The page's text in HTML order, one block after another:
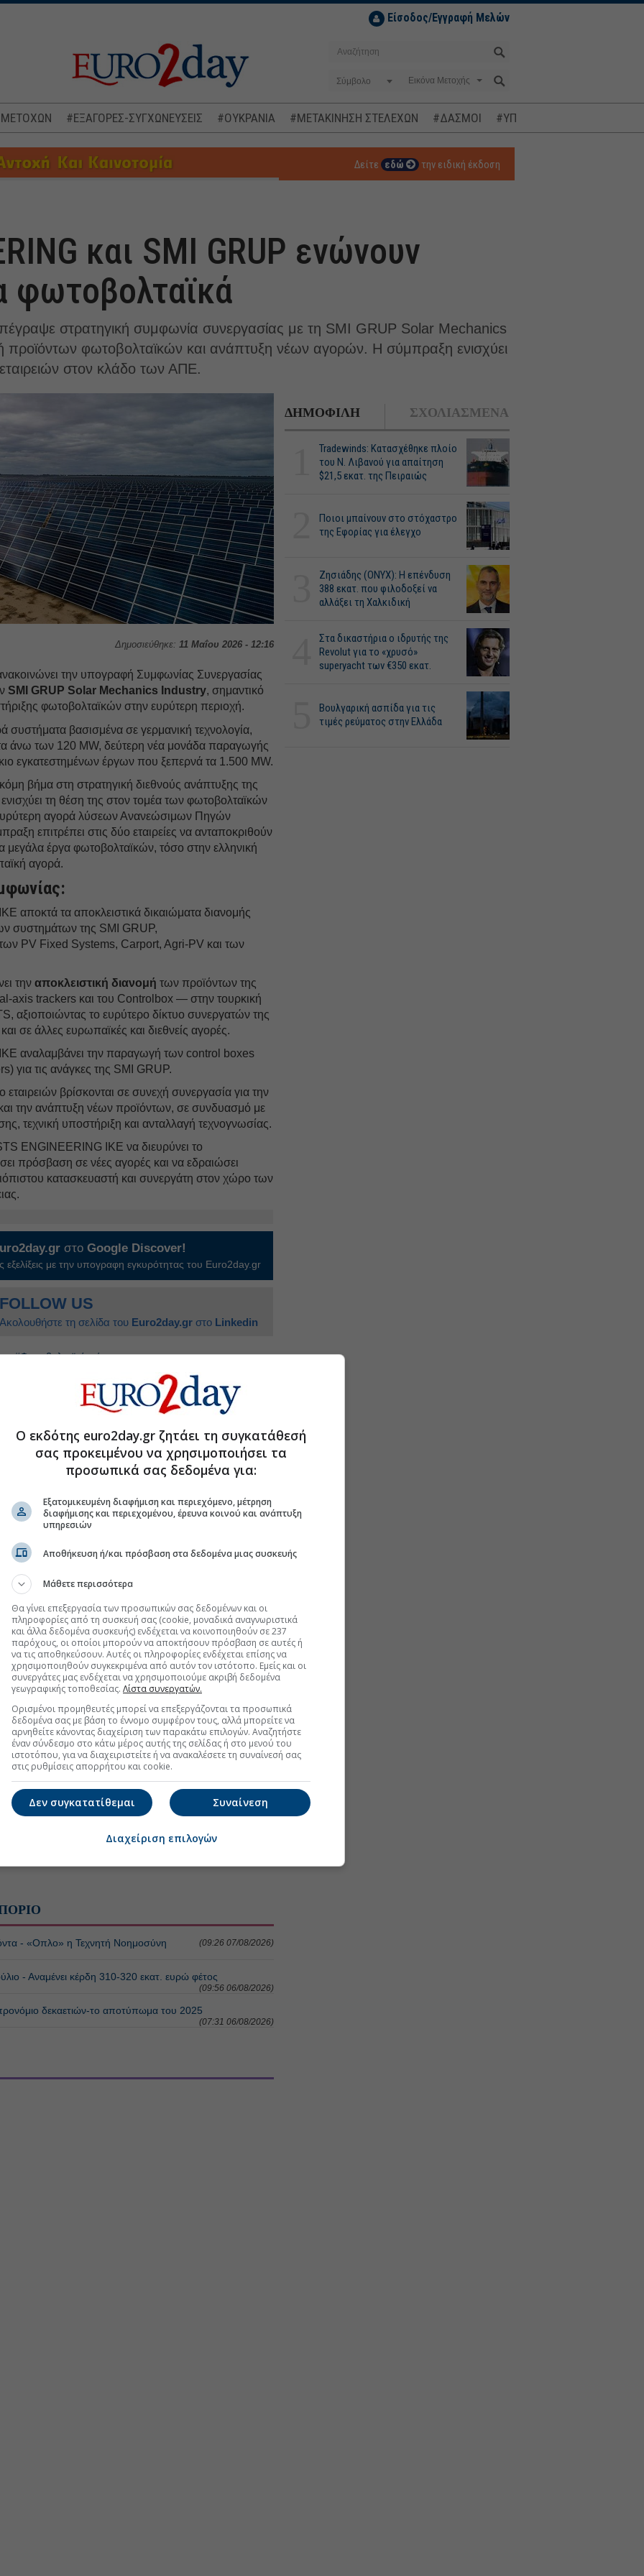
Είσοδος/Εγγραφή Μελών
Σύμβολο
ΜΕΤΟΧΩΝ #ΕΞΑΓΟΡΕΣ-ΣΥΓΧΩΝΕΥΣΕΙΣ #ΟΥΚΡΑΝΙΑ #ΜΕΤΑΚΙΝΗΣΗ ΣΤΕΛΕΧΩΝ #ΔΑΣΜΟΙ #ΥΠΟΚΛΟΠΕΣ
Δείτε εδώ την ειδική έκδοση
και SMI GRUP ενώνουν
φωτοβολταϊκά
στρατηγική συμφωνία συνεργασίας με τη SMI GRUP Solar Mechanics
προϊόντων φωτοβολταϊκών και ανάπτυξη νέων αγορών. Η σύμπραξη ενισχύει
στον κλάδο των ΑΠΕ.
Δημοσιεύθηκε: 11 Μαΐου 2026 - 12:16
την υπογραφή Συμφωνίας Συνεργασίας
SMI GRUP Solar Mechanics Industry, σημαντικό
φωτοβολταϊκών στην ευρύτερη περιοχή.
συστήματα βασισμένα σε γερμανική τεχνολογία,
άνω των 120 MW, δεύτερη νέα μονάδα παραγωγής
εγκατεστημένων έργων που ξεπερνά τα 1.500 MW.
βήμα στη στρατηγική διεθνούς ανάπτυξης της
τη θέση της στον τομέα των φωτοβολταϊκών
αγορά λύσεων Ανανεώσιμων Πηγών
επιτρέπει στις δύο εταιρείες να ανταποκριθούν
μεγάλα έργα φωτοβολταϊκών, τόσο στην ελληνική
αγορά.
αποκτά τα αποκλειστικά δικαιώματα διανομής
συστημάτων της SMI GRUP,
PV Fixed Systems, Carport, Agri-PV και των
τηναποκλειστική διανομή των προϊόντων της
trackers και του Controlbox — στην τουρκική
αξιοποιώντας το ευρύτερο δίκτυο συνεργατών της
σε άλλες ευρωπαϊκές και διεθνείς αγορές.
αναλαμβάνει την παραγωγή των control boxes
για τις ανάγκες της SMI GRUP.
βρίσκονται σε συνεχή συνεργασία για την
και την ανάπτυξη νέων προϊόντων, σε συνδυασμό με
τεχνική υποστήριξη και ανταλλαγή τεχνογνωσίας.
ENGINEERING IKE να διευρύνει το
πρόσβαση σε νέες αγορές και να εδραιώσει
κατασκευαστή και συνεργάτη στον χώρο των
στοGoogle Discover!
εξελίξεις με την υπογραφη εγκυρότητας του Euro2day.gr
FOLLOW US
Ακολουθήστε τη σελίδα του Euro2day.gr στο Linkedin
#Φωτοβολταϊκό πάρκο
εισφορά για την ανακύκλωση
της Ουγγαρίας με νέα έργα ΑΠΕ
BestPrice και Ferryscanner
φωτοβολταϊκών αυτοκατανάλωσης
στο Discover
ΔΗΜΟΦΙΛΗ ΣΧΟΛΙΑΣΜΕΝΑ
Tradewinds: Κατασχέθηκε πλοίο
του Ν. Λιβανού για απαίτηση
$21,5 εκατ. της Πειραιώς
Ποιοι μπαίνουν στο στόχαστρο
της Εφορίας για έλεγχο
Ζησιάδης (ONYX): Η επένδυση
388 εκατ. που φιλοδοξεί να
αλλάξει τη Χαλκιδική
Στα δικαστήρια ο ιδρυτής της
Revolut για το «χρυσό»
superyacht των €350 εκατ.
Βουλγαρική ασπίδα για τις
τιμές ρεύματος στην Ελλάδα
- «Οπλο» η Τεχνητή Νοημοσύνη (09:26 07/08/2026)
- Αναμένει κέρδη 310-320 εκατ. ευρώ φέτος
(09:56 06/08/2026)
δεκαετιών-το αποτύπωμα του 2025
(07:31 06/08/2026)
Ο εκδότης euro2day.gr ζητάει τη συγκατάθεσή
σας προκειμένου να χρησιμοποιήσει τα
προσωπικά σας δεδομένα για:
Εξατομικευμένη διαφήμιση και περιεχόμενο, μέτρηση
διαφήμισης και περιεχομένου, έρευνα κοινού και ανάπτυξη
υπηρεσιών
Αποθήκευση ή/και πρόσβαση στα δεδομένα μιας συσκευής
Μάθετε περισσότερα
Θα γίνει επεξεργασία των προσωπικών σας δεδομένων και οι
πληροφορίες από τη συσκευή σας (cookie, μοναδικά αναγνωριστικά
και άλλα δεδομένα συσκευής) ενδέχεται να κοινοποιηθούν σε 237
παρόχους, οι οποίοι μπορούν να αποκτήσουν πρόσβαση σε αυτές ή
να τις αποθηκεύσουν. Αυτές οι πληροφορίες ενδέχεται επίσης να
χρησιμοποιηθούν συγκεκριμένα από αυτόν τον ιστότοπο. Εμείς και οι
συνεργάτες μας ενδέχεται να χρησιμοποιούμε ακριβή δεδομένα
γεωγραφικής τοποθεσίας. Λίστα συνεργατών.
Ορισμένοι προμηθευτές μπορεί να επεξεργάζονται τα προσωπικά
δεδομένα σας με βάση το έννομο συμφέρον τους, αλλά μπορείτε να
αρνηθείτε κάνοντας διαχείριση των παρακάτω επιλογών. Αναζητήστε
έναν σύνδεσμο στο κάτω μέρος αυτής της σελίδας ή στο μενού του
ιστοτόπου, για να διαχειριστείτε ή να ανακαλέσετε τη συναίνεσή σας
στις ρυθμίσεις απορρήτου και cookie.
Συναίνεση
Δεν συγκατατίθεμαι
Διαχείριση επιλογών